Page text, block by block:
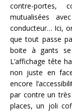
contre-portes,
mutualisées
conducteur… Ici,
que tout passe
boite à gants se
L’affichage tête
non juste en
encore
par contre un
places, un joli